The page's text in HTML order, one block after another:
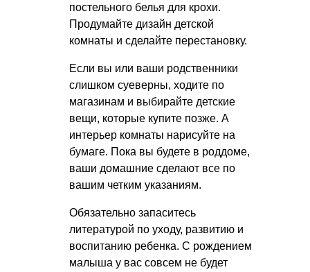
постельного белья для крохи.
Продумайте дизайн детской
комнаты и сделайте перестановку.
Если вы или ваши родственники
слишком суеверны, ходите по
магазинам и выбирайте детские
вещи, которые купите позже. А
интерьер комнаты нарисуйте на
бумаге. Пока вы будете в роддоме,
ваши домашние сделают все по
вашим четким указаниям.
Обязательно запаситесь
литературой по уходу, развитию и
воспитанию ребенка. С рождением
малыша у вас совсем не будет